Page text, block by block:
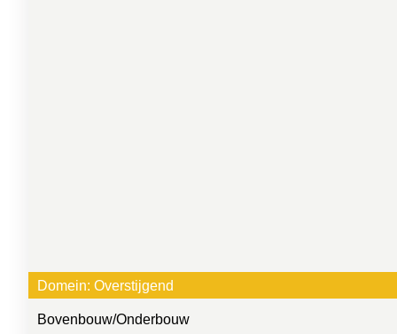
Domein: Overstijgend
Bovenbouw/Onderbouw